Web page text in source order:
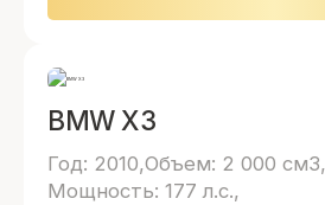
BMW X3
Год: 2010 Объем: 2 000 см3
Мощность: 177 л.с.